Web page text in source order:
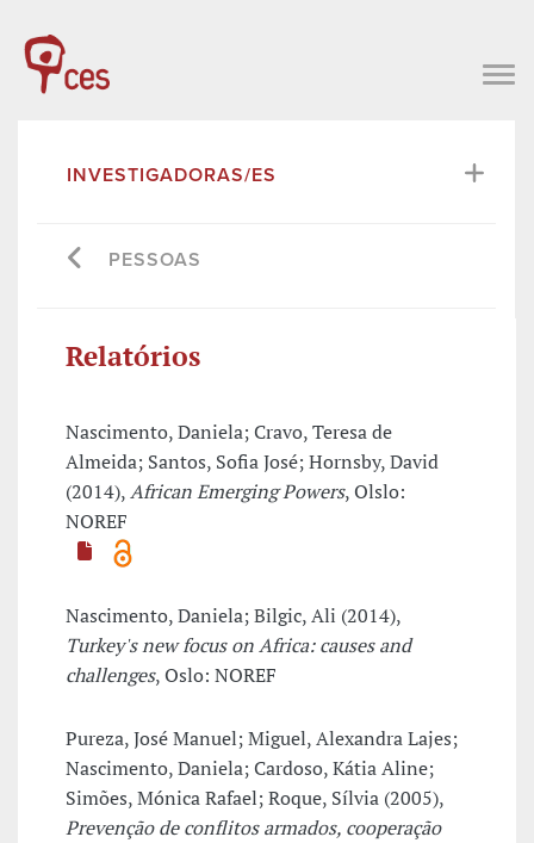
INVESTIGADORAS/ES
PESSOAS
Relatórios
Nascimento, Daniela; Cravo, Teresa de
Almeida; Santos, Sofia José; Hornsby, David
(2014),African Emerging Powers, Olslo:
NOREF
Nascimento, Daniela; Bilgic, Ali (2014),
Turkey's new focus on Africa: causes and
challenges, Oslo: NOREF
Pureza, José Manuel; Miguel, Alexandra Lajes;
Nascimento, Daniela; Cardoso, Kátia Aline;
Simões, Mónica Rafael; Roque, Sílvia (2005),
Prevenção de conflitos armados, cooperação